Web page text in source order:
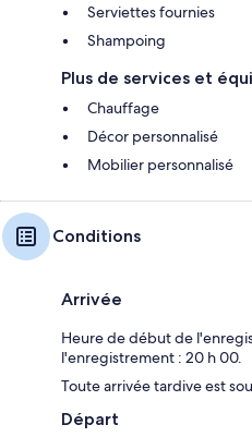
Serviettes fournies
Shampoing
Plus de services et
Chauffage
Décor personnalisé
Mobilier personnalisé
Conditions
Arrivée
Heure de début de
l'enregistrement : 20 h 00.
Toute arrivée tardive est
Départ